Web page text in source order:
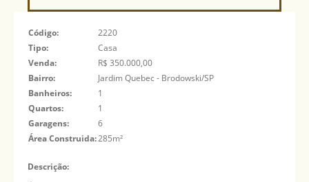
Código:
2220
Tipo:
Casa
Venda:
R$ 350.000,00
Bairro:
Jardim Quebec - Brodowski/SP
Banheiros:
1
Quartos:
1
Garagens:
6
Área Construida:285m²
Descrição: